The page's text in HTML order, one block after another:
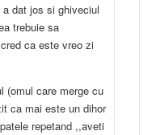
dat jos si ghiveciul
trebuie sa
ca este vreo zi
care merge cu
ca mai este un dihor
repetand ,,aveti